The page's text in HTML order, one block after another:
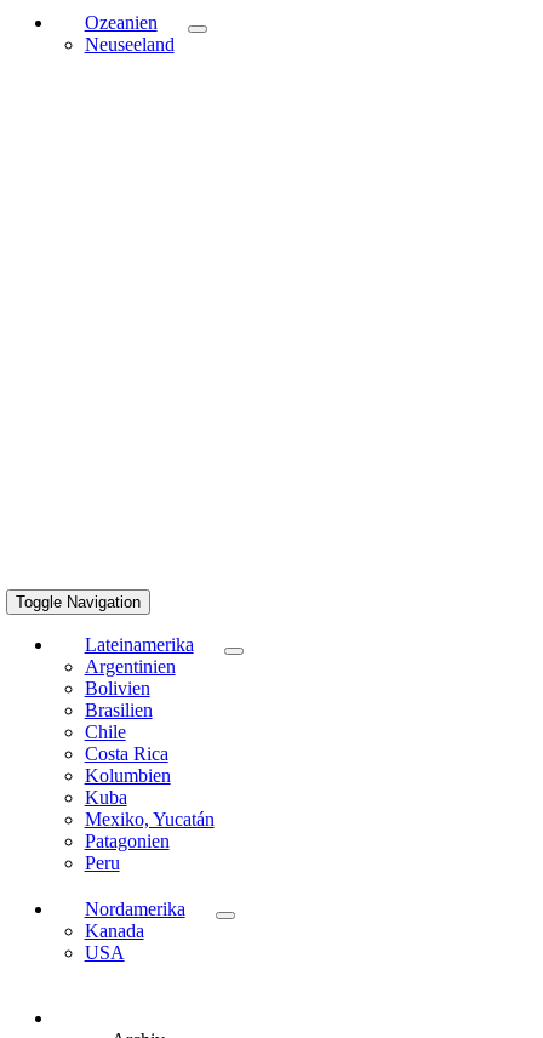
Ozeanien
Neuseeland
Toggle Navigation
Lateinamerika
Argentinien
Bolivien
Brasilien
Chile
Costa Rica
Kolumbien
Kuba
Mexiko, Yucatán
Patagonien
Peru
Nordamerika
Kanada
USA